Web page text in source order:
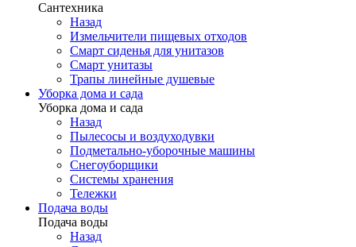
Сантехника
Назад
Измельчители пищевых отходов
Смарт сиденья для унитазов
Смарт унитазы
Трапы линейные душевые
Уборка дома и сада
Уборка дома и сада
Назад
Пылесосы и воздуходувки
Подметально-уборочные машины
Снегоуборщики
Системы хранения
Тележки
Подача воды
Подача воды
Назад